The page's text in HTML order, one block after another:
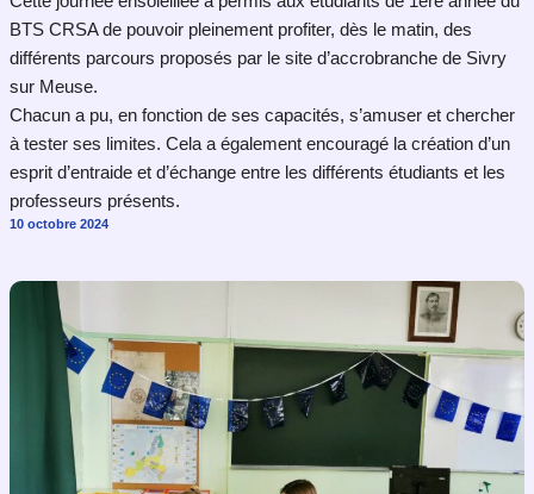
BTS CRSA de pouvoir pleinement profiter, dès le matin, des
différents parcours proposés par le site d’accrobranche de Sivry
sur Meuse.
Chacun a pu, en fonction de ses capacités, s’amuser et chercher
à tester ses limites. Cela a également encouragé la création d’un
esprit d’entraide et d’échange entre les différents étudiants et les
professeurs présents.
10 octobre 2024